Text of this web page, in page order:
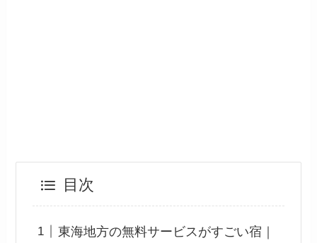
目次
東海地方の無料サービスがすごい宿｜